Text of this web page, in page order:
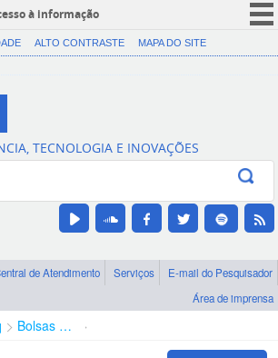
à informação
CORONAVÍRUS (COVID-19)
Canais
ALTO CONTRASTE MAPA DO SITE
TECNOLOGIA E INOVAÇÕES
de Atendimento Serviços
E-mail do Pesquisador
Área de imprensa
Bolsas e Auxílios Vigentes